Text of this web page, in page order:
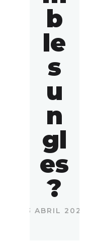
b
le
s
u
n
gl
es
?
13 ABRIL 2023